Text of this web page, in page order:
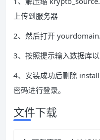
上传到服务器
2、然后打开
3、按照提示输入数据库
4、安装成功后删除
密码进行登录。
文件下载